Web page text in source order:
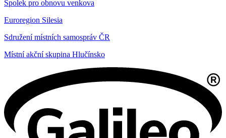
Spolek pro obnovu venkova
Euroregion Silesia
Sdružení místních samospráv ČR
Místní akční skupina Hlučínsko